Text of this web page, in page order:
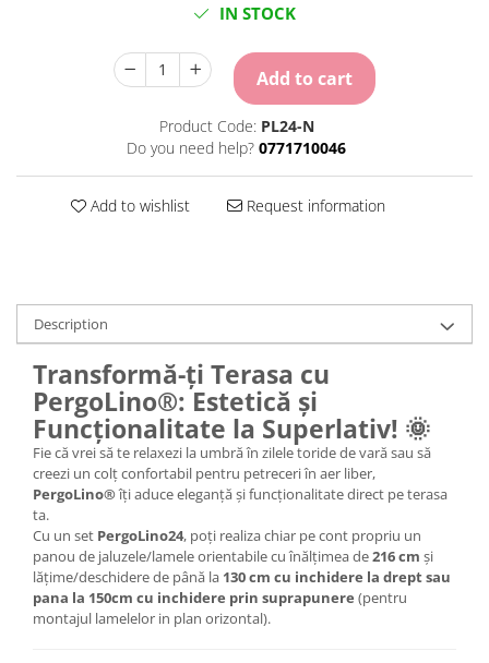
IN STOCK
Add to cart
Product Code: PL24-N
Do you need help? 0771710046
Add to wishlist Request information
Description
Transformă-ți Terasa cu
PergoLino®: Estetică și
Funcționalitate la Superlativ! 🌞
Fie că vrei să te relaxezi la umbră în zilele toride de vară sau să
creezi un colț confortabil pentru petreceri în aer liber,
PergoLino®îți aduce eleganță și funcționalitate direct pe terasa
ta.
Cu un set PergoLino24, poți realiza chiar pe cont propriu un
panou de jaluzele/lamele orientabile cu înălțimea de216cm și
lățime/deschidere de până la 130 cm cu inchidere la drept sau
pana la 150cm cu inchidere prin suprapunere (pentru
montajul lamelelor in plan orizontal).